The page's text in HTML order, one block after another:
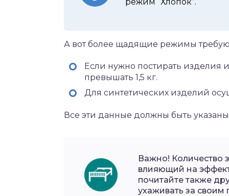
А вот более щадящие режимы
Если нужно постирать изделия
превышать 1,5 кг.
Для синтетических изделий
Все эти данные должны быть
Важно! Количество
влияющий на
почитайте также
ухаживать за своим